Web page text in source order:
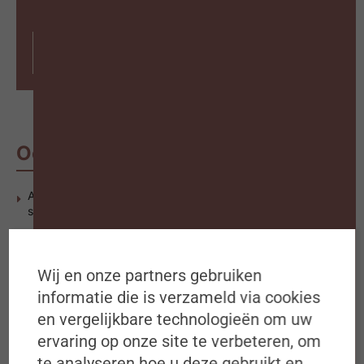
Ook interessant
AI mag helpen, maar niet beslissen: Belg wil mens aan het
stuur bij sollicitaties
menselijke nóg belangrijker”
LEES MEER
Wij en onze partners gebruiken
informatie die is verzameld via cookies
en vergelijkbare technologieën om uw
ervaring op onze site te verbeteren, om
Schrijf je in op de